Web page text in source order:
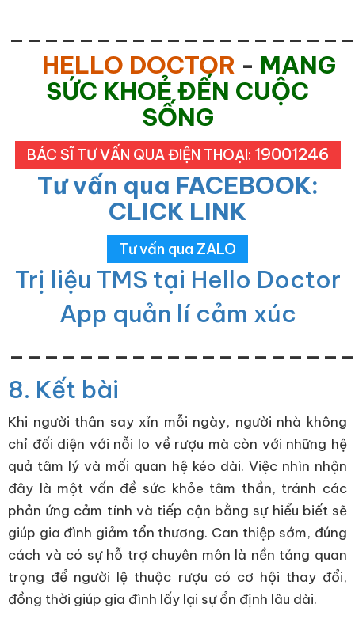
HELLO DOCTOR - MANG
SỨC KHOẺ ĐẾN CUỘC
SỐNG
BÁC SĨ TƯ VẤN QUA ĐIỆN THOẠI: 19001246
Tư vấn qua FACEBOOK:
CLICK LINK
Tư vấn qua ZALO
Trị liệu TMS tại Hello Doctor
App quản lí cảm xúc
8. Kết bài
Khi người thân say xỉn mỗi ngày, người nhà không
chỉ đối diện với nỗi lo về rượu mà còn với những hệ
quả tâm lý và mối quan hệ kéo dài. Việc nhìn nhận
đây là một vấn đề sức khỏe tâm thần, tránh các
phản ứng cảm tính và tiếp cận bằng sự hiểu biết sẽ
giúp gia đình giảm tổn thương. Can thiệp sớm, đúng
cách và có sự hỗ trợ chuyên môn là nền tảng quan
trọng để người lệ thuộc rượu có cơ hội thay đổi,
đồng thời giúp gia đình lấy lại sự ổn định lâu dài.